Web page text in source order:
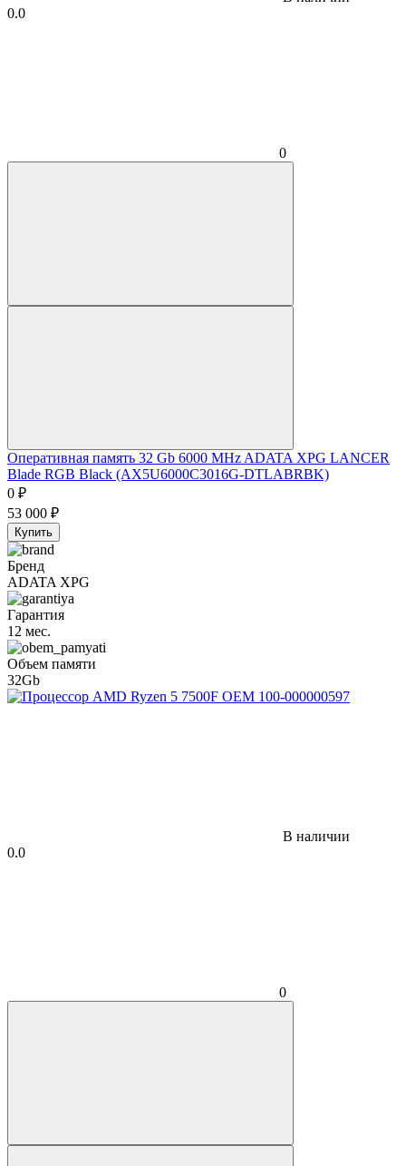
0.0
0
Оперативная память 32 Gb 6000 MHz ADATA XPG LANCER
Blade RGB Black (AX5U6000C3016G-DTLABRBK)
0 ₽
53 000 ₽
Купить
Бренд
ADATA XPG
Гарантия
12 мес.
Объем памяти
32Gb
В наличии
0.0
0